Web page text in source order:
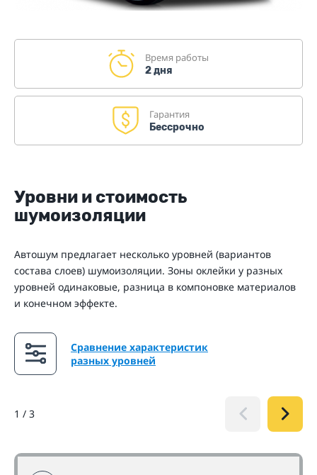
Время работы
2 дня
Гарантия
Бессрочно
Уровни и стоимость
шумоизоляции
Автошум предлагает несколько уровней (вариантов
состава слоев) шумоизоляции. Зоны оклейки у разных
уровней одинаковые, разница в компоновке материалов
и конечном эффекте.
Сравнение характеристик
разных уровней
1 / 3